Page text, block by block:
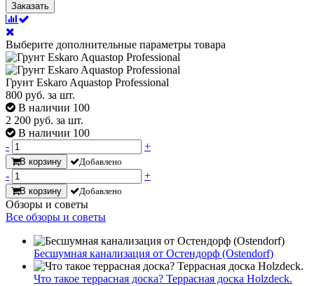
Заказать
Выберите дополнительные параметры товара
Грунт Eskaro Aquastop Professional
800 руб. за шт.
В наличии 100
2 200 руб. за шт.
В наличии 100
-
+
В корзину Добавлено
- +
В корзину Добавлено
Обзоры и советы
Все обзоры и советы
Бесшумная канализация от Остендорф (Ostendorf)
Что такое террасная доска? Террасная доска Holzdeck.